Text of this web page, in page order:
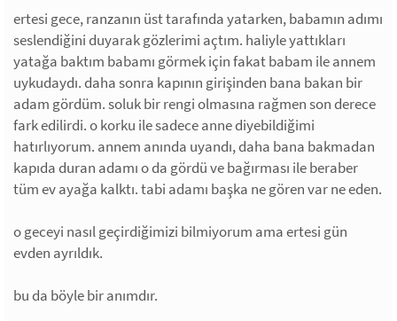
ertesi gece, ranzanın üst tarafında yatarken, babamın adımı
seslendiğini duyarak gözlerimi açtım. haliyle yattıkları
yatağa baktım babamı görmek için fakat babam ile annem
uykudaydı. daha sonra kapının girişinden bana bakan bir
adam gördüm. soluk bir rengi olmasına rağmen son derece
fark edilirdi. o korku ile sadece anne diyebildiğimi
hatırlıyorum. annem anında uyandı, daha bana bakmadan
kapıda duran adamı o da gördü ve bağırması ile beraber
tüm ev ayağa kalktı. tabi adamı başka ne gören var ne eden.
o geceyi nasıl geçirdiğimizi bilmiyorum ama ertesi gün
evden ayrıldık.
bu da böyle bir anımdır.